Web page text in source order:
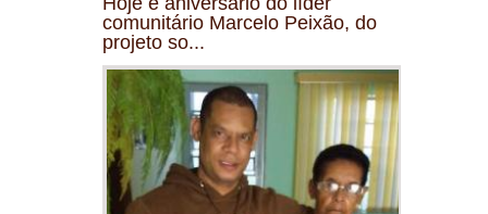
comunitário Marcelo Peixão, do
projeto so...